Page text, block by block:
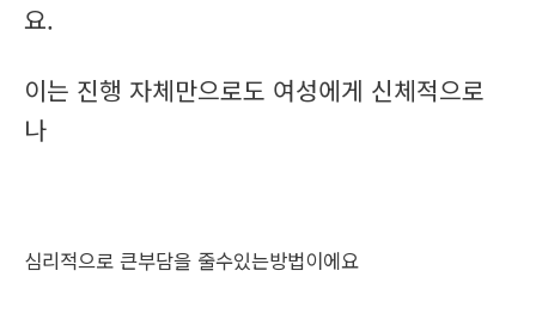
요.
이는 진행 자체만으로도 여성에게 신체적으로
나
심리적으로 큰부담을 줄수있는방법이에요